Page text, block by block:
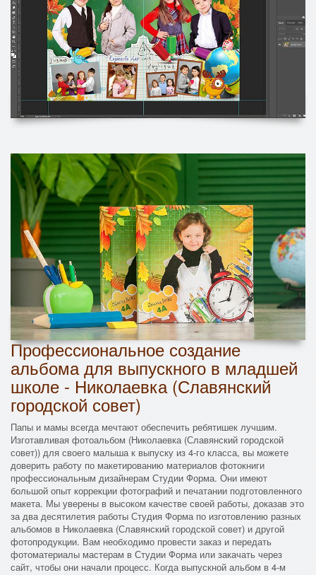
Профессиональное создание
альбома для выпускного в младшей
школе - Николаевка (Славянский
городской совет)
Папы и мамы всегда мечтают обеспечить ребятишек лучшим.
Изготавливая фотоальбом (Николаевка (Славянский городской
совет)) для своего малыша к выпуску из 4-го класса, вы можете
доверить работу по макетированию материалов фотокниги
профессиональным дизайнерам Студии Форма. Они имеют
большой опыт коррекции фотографий и печатании подготовленного
макета. Мы уверены в высоком качестве своей работы, доказав это
за два десятилетия работы Студия Форма по изготовлению разных
альбомов в Николаевка (Славянский городской совет) и другой
фотопродукции. Вам необходимо провести заказ и передать
фотоматериалы мастерам в Студии Форма или закачать через
сайт, чтобы они начали процесс. Когда выпускной альбом в 4-м